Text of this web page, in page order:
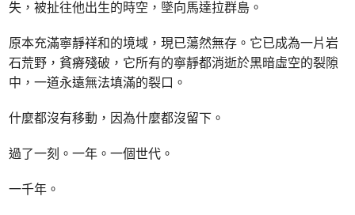
失，被扯往他出生的時空，墜向馬達拉群島。
原本充滿寧靜祥和的境域，現已蕩然無存。它已成為一片岩
石荒野，貧瘠殘破，它所有的寧靜都消逝於黑暗虛空的裂隙
中，一道永遠無法填滿的裂口。
什麼都沒有移動，因為什麼都沒留下。
過了一刻。一年。一個世代。
一千年。